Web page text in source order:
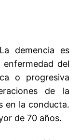
La demencia es
del
o progresiva
de la
en la conducta.
de 70 años.